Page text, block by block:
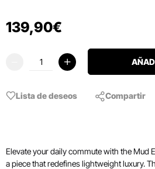
139,90€
Lista de deseos Compartir
Elevate your daily commute with the Mud
a piece that redefines lightweight luxury.